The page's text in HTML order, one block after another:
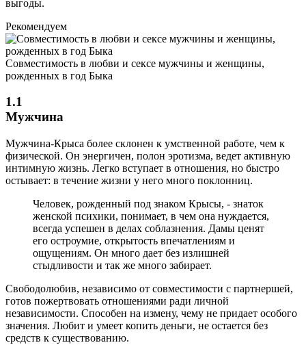
выгоды.
Рекомендуем
Совместимость в любви и сексе мужчины и женщины,
рожденных в год Быка
1.1
Мужчина
Мужчина-Крыса более склонен к умственной работе, чем к
физической. Он энергичен, полон эротизма, ведет активную
интимную жизнь. Легко вступает в отношения, но быстро
остывает: в течение жизни у него много поклонниц.
Человек, рожденный под знаком Крысы, - знаток
женской психики, понимает, в чем она нуждается,
всегда успешен в делах соблазнения. Дамы ценят
его остроумие, открытость впечатлениям и
ощущениям. Он много дает без излишней
стыдливости и так же много забирает.
Свободолюбив, независимо от совместимости с партнершей,
готов пожертвовать отношениями ради личной
независимости. Способен на измену, чему не придает особого
значения. Любит и умеет копить деньги, не остается без
средств к существованию.